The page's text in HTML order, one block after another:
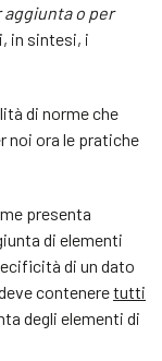
o per
in sintesi, i
di norme che
noi ora le pratiche
presenta
di elementi
di un dato
conteneretutti
degli elementi di